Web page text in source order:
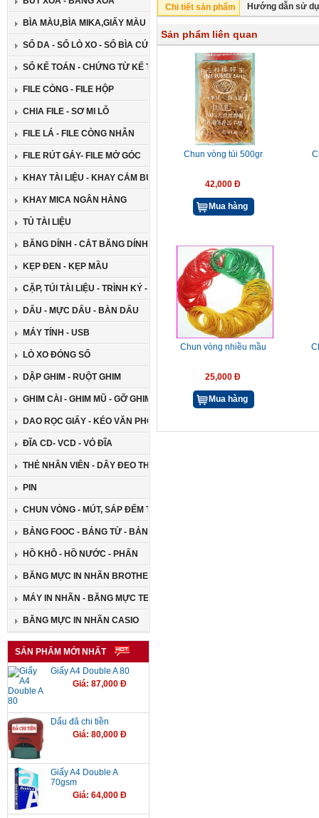
BÌA MÀU,BÌA MIKA,GIẤY MÀU CAO CẤP
SỔ DA - SỔ LÒ XO - SỔ BÌA CỨNG
SỔ KẾ TOÁN - CHỨNG TỪ KẾ TOÁN
FILE CÒNG - FILE HỘP
CHIA FILE - SƠ MI LỖ
FILE LÁ - FILE CÒNG NHẪN
FILE RÚT GÁY- FILE MỞ GÓC
KHAY TÀI LIỆU - KHAY CẮM BÚT
KHAY MICA NGÂN HÀNG
TỦ TÀI LIỆU
BĂNG DÍNH - CẮT BĂNG DÍNH
KẸP ĐEN - KẸP MẦU
CẶP, TÚI TÀI LIỆU - TRÌNH KÝ - GIÁ ĐỠ ĐA NĂNG
DẤU - MỰC DẤU - BÀN DẤU
MÁY TÍNH - USB
LÒ XO ĐÓNG SỔ
DẬP GHIM - RUỘT GHIM
GHIM CÀI - GHIM MŨ - GỠ GHIM
DAO RỌC GIẤY - KÉO VĂN PHÒNG
ĐĨA CD- VCD - VỎ ĐĨA
THẺ NHÂN VIÊN - DÂY ĐEO THẺ
PIN
CHUN VÒNG - MÚT, SÁP ĐẾM TIỀN
BẢNG FOOC - BẢNG TỪ - BẢNG GHIM
HỒ KHÔ - HỒ NƯỚC - PHẤN
BĂNG MỰC IN NHÃN BROTHER
MÁY IN NHÃN - BĂNG MỰC TEPRA
BĂNG MỰC IN NHÃN CASIO
SẢN PHẨM MỚI NHẤT
Giấy A4 Double A 80
Giá: 87,000 Đ
Dấu đã chi tiền
Giá: 80,000 Đ
Giấy A4 Double A
70gsm
Giá: 64,000 Đ
Chi tiết sản phẩm Hướng dẫn sử
Sản phẩm liên quan
Chun vòng túi 500gr
42,000 Đ
Mua hàng
Chun vòng nhiều mầu
25,000 Đ
Mua hàng